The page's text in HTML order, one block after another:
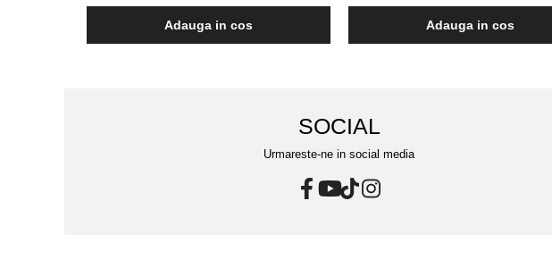
Adauga in cos Adauga in cos
SOCIAL
Urmareste-ne in social media